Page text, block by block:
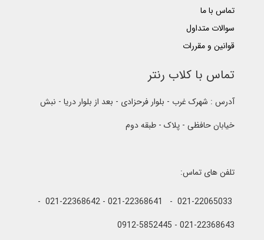
تماس با ما
سوالات متداول
قوانین و مقررات
تماس با کلاب رنتر
آدرس : شهرک غرب - بلوار فرحزادی - بعد از بلوار دریا - نبش
خیابان حافظی - پلاک - طبقه دوم
تلفن های تماس:
021-22065033 - 021-22368641 - 021-22368642 -
021-22368643 - 0912-5852445